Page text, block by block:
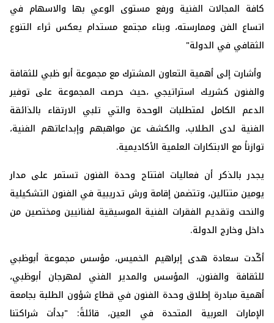
‏كافة المجالات الفنية ورفع مستوى الوعي بها والاسهام في
اتساع ‏الفن وممارسته، وبناء مجتمع مستدام يعكس ثراء التنوع
الثقافي في ‏الدولة"‏
‏ وأشارت إلى أهمية التعاون المشترك مع مجموعة أبو ظبي للثقافة
‏والفنون كشريك استراتيجي ،حيث حرصت المجموعة على توفير
‏الدعم الكامل لمتطلبات الوحدة والتي تلبي الارتقاء بالذائقة
الفنية ‏لدى الطلاب، والكشف عن مواهبهم وإبداعاتهم الفنية،
توازناً مع ‏الابتكارات العلمية الأكاديمية.‏
يجدر بالذكر أن فعاليات افتتاح وحدة الفنون تستمر على مدار
يومين ‏متتالين، وتتضمن إقامة ورش تدريبية في الفنون التشكيلية
والنحت ‏وتقديم الفقرات الفنية الموسيقية لفنانيين ومختصين من
داخل وخارج ‏الدولة.‏
أكّدت سعادة هدى إبراهيم الخميس، مؤسس مجموعة أبوظبي
‏للثقافة والفنون، المؤسس والمدير الفني لمهرجان أبوظبي،
أهمية ‏مبادرة إطلاق وحدة الفنون في قطاع شؤون الطلبة بجامعة
‏الإمارات العربية المتحدة في العين، قائلةً: "بدأت شراكتنا